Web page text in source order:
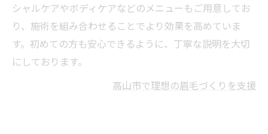
シャルケアやボディケアなどのメニューもご用意してお
り、施術を組み合わせることでより効果を高めていま
す。初めての方も安心できるように、丁寧な説明を大切
にしております。
高山市で理想の眉毛づくりを支援